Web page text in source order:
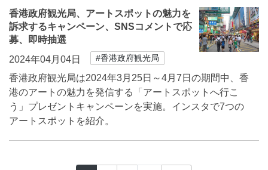
香港政府観光局、アートスポットの魅力を
訴求するキャンペーン、SNSコメントで応
募、即時抽選
2024年04月04日
#香港政府観光局
香港政府観光局は2024年3月25日～4月7日の期間中、香
港のアートの魅力を発信する「アートスポットへ行こ
う」プレゼントキャンペーンを実施。インスタで7つの
アートスポットを紹介。